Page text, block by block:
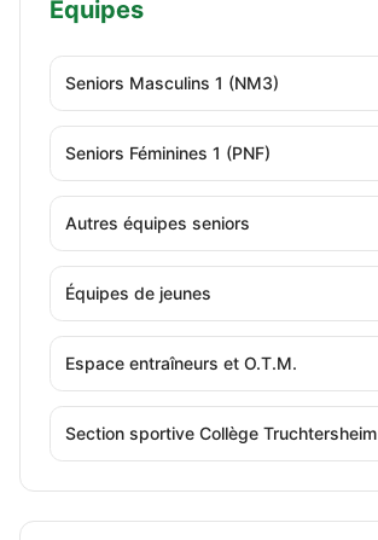
Équipes
Seniors Masculins 1 (NM3)
Seniors Féminines 1 (PNF)
Autres équipes seniors
Équipes de jeunes
Espace entraîneurs et O.T.M.
Section sportive Collège Truchtersheim